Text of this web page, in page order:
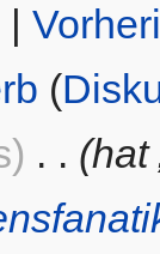
|
(
. . (hat